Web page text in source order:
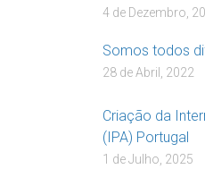
4 de Dezembro,
Somos todos
28 de Abril, 2022
Criação da
(IPA) Portugal
1 de Julho, 2025